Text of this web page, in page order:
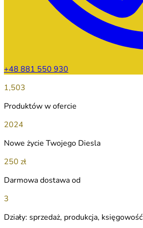
+48 881 550 930
1,503
Produktów w ofercie
2024
Nowe życie Twojego Diesla
250 zł
Darmowa dostawa od
3
Działy: sprzedaż, produkcja, księgowość